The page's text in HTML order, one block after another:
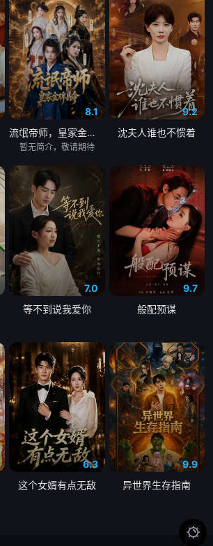
第26集 第27集
第29集 第30集
第32集 第33集
第35集 第36集
第38集 第39集
第41集
第44集 第45集
第47集 第48集
第50集 第51集
第53集 第54集
第59集 第60集
第62集 第63集
第66集
第68集 第69集
第71集 第72集
8.1
流氓帝师，皇家金牌县令
暂无简介，敬请期待
9.2
沈夫人谁也不惯着
7.0
等不到说我爱你
9.7
般配预谋
6.3
这个女婿有点无敌
9.9
异世界生存指南
